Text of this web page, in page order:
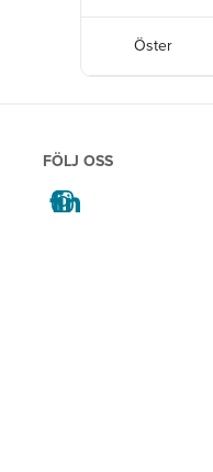
Öster
FÖLJ OSS
facebook
instagram
linkedin